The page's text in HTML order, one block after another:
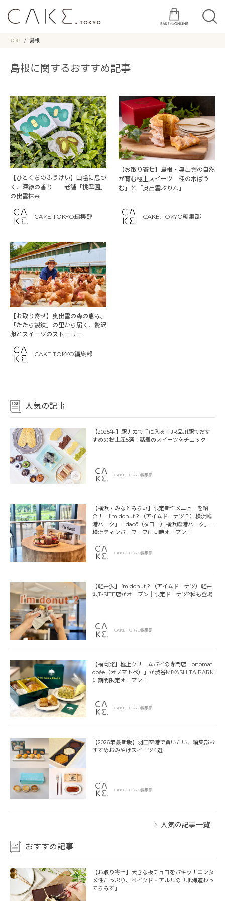
TOP 島根
島根に関するおすすめ記事
【ひとくちのふうけい】山陰に息づ
く、深緑の香り──老舗「桃翠園」
の出雲抹茶
CAKE.TOKYO編集部
【お取り寄せ】島根・奥出雲の自然
が育む極上スイーツ「桂の木ばう
む」と「奥出雲ぷりん」
CAKE.TOKYO編集部
【お取り寄せ】奥出雲の森の恵み。
「たたら製鉄」の里から届く、贅沢
卵とスイーツのストーリー
CAKE.TOKYO編集部
人気の記事
【2025年】駅ナカで手に入る！JR品川駅でおす
すめのお土産5選！話題のスイーツをチェック
CAKE.TOKYO編集部
【横浜・みなとみらい】限定新作メニューを紹
介！「I’m donut？（アイムドーナツ？）横浜臨
港パーク」「dacō（ダコー）横浜臨港パーク」
横浜ティンバーワーフに同時オープン！
CAKE.TOKYO編集部
【軽井沢】I’m donut？（アイムドーナツ）軽井
沢T-SITE店がオープン｜限定ドーナツ2種も登場
CAKE.TOKYO編集部
【福岡発】極上クリームパイの専門店「onomat
opée（オノマトペ）」が渋谷MIYASHITA PARK
に期間限定オープン！
CAKE.TOKYO編集部
【2026年最新版】羽田空港で買いたい、編集部お
すすめおみやげスイーツ4選
CAKE.TOKYO編集部
人気の記事一覧
おすすめ記事
【お取り寄せ】大きな板チョコをパキッ！エンタ
メ性たっぷり、ベイクド・アルルの「北海道わっ
てらみす」